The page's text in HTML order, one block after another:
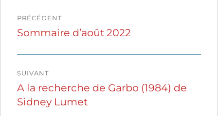
de
PRÉCÉDENT
Publication
Sommaire d’août 2022
SUIVANT
Publication
suivante :
A la recherche de Garbo (1984) de
Sidney Lumet